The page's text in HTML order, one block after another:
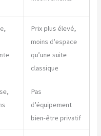
Prix plus élevé,
moins d’espace
qu’une suite
classique
Pas
d’équipement
bien-être privatif